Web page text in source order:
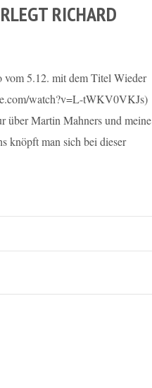
RICHARD
vom 5.12. mit dem Titel Wieder
watch?v=L-tWKV0VKJs)
über Martin Mahners und meine
knöpft man sich bei dieser